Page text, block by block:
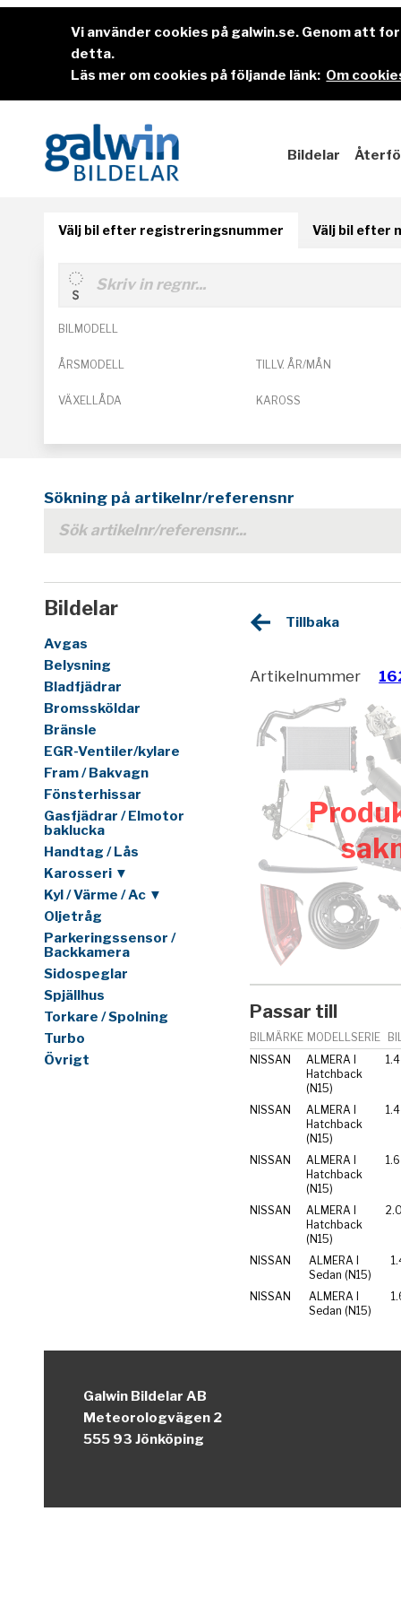
Vi använder cookies på galwin.se. Genom att
detta.
Läs mer om cookies på följande länk: Om
Bildelar
Välj bil efter registreringsnummer Välj bil efter
BILMODELL
ÅRSMODELL TILLV. ÅR/MÅN
VÄXELLÅDA KAROSS
Sökning på artikelnr/referensnr
Bildelar
Avgas
Belysning
Bladfjädrar
Bromssköldar
Bränsle
EGR-Ventiler/kylare
Fram / Bakvagn
Fönsterhissar
Gasfjädrar / Elmotor
baklucka
Handtag / Lås
Karosseri ▼
Kyl / Värme / Ac ▼
Oljetråg
Parkeringssensor /
Backkamera
Sidospeglar
Spjällhus
Torkare / Spolning
Turbo
Övrigt
Tillbaka
Artikelnummer
Passar till
BILMÄRKE MODELLSERIE
NISSAN
ALMERA I
Hatchback
(N15)
1.4
NISSAN
ALMERA I
Hatchback
(N15)
NISSAN
ALMERA I
Hatchback
(N15)
1.6
NISSAN
ALMERA I
Hatchback
(N15)
NISSAN
ALMERA I
Sedan (N15)
NISSAN
ALMERA I
Sedan (N15)
Galwin Bildelar AB
Meteorologvägen 2
555 93 Jönköping